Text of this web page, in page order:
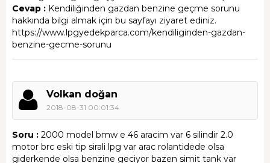
Cevap : Kendiliğinden gazdan benzine geçme sorunu
hakkında bilgi almak için bu sayfayı ziyaret ediniz.
https://www.lpgyedekparca.com/kendiliginden-gazdan-
benzine-gecme-sorunu
Volkan doğan
2018-08-31 00:01:34
Soru : 2000 model bmw e 46 aracim var 6 silindir 2.0
motor brc eski tip sirali lpg var arac rolantidede olsa
giderkende olsa benzine geciyor bazen simit tank var